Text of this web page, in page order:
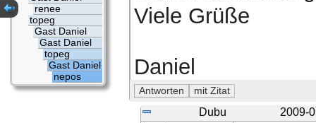
Viele Grüße
Daniel
Dubu 2009-
renee
topeg
Gast Daniel
Gast Daniel
topeg
Gast Daniel
nepos